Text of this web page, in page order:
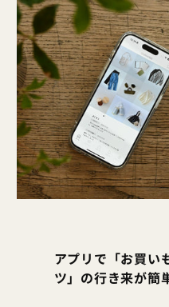
アプリで「お買い
ツ」の行き来が簡